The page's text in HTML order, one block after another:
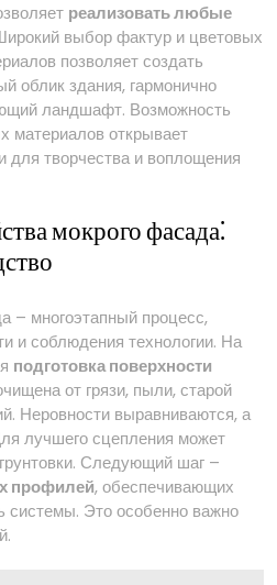
реализовать любые
выбор фактур и цветовых
позволяет создать
облик здания, гармонично
ландшафт. Возможность
материалов открывает
для творчества и воплощения
мокрого фасада⁚
– многоэтапный процесс,
и соблюдения технологии. На
подготовка поверхности
от грязи, пыли, старой
Неровности выравниваются, а
лучшего сцепления может
Следующий шаг –
профилей, обеспечивающих
системы. Это особенно важно